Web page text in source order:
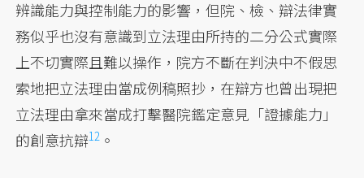
辨識能力與控制能力的影響，但院、檢、辯法律實
務似乎也沒有意識到立法理由所持的二分公式實際
上不切實際且難以操作，院方不斷在判決中不假思
索地把立法理由當成例稿照抄，在辯方也曾出現把
立法理由拿來當成打擊醫院鑑定意見「證據能力」
的創意抗辯12 。